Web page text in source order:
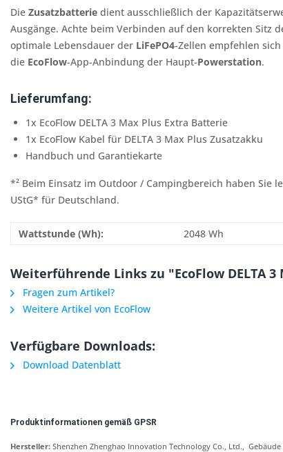
Die Zusatzbatterie dient ausschließlich der
Ausgänge. Achte beim Verbinden auf den korrekten Sitz
optimale Lebensdauer der LiFePO4-Zellen empfehlen
die EcoFlow-App-Anbindung der Haupt-Powerstation.
Lieferumfang:
1x EcoFlow DELTA 3 Max Plus Extra Batterie
1x EcoFlow Kabel für DELTA 3 Max Plus Zusatzakku
Handbuch und Garantiekarte
*² Beim Einsatz im Outdoor / Campingbereich haben Sie
UStG* für Deutschland.
Wattstunde (Wh): 2048 Wh
Weiterführende Links zu "EcoFlow DELTA
Fragen zum Artikel?
Weitere Artikel von EcoFlow
Verfügbare Downloads:
Download Datenblatt
Produktinformationen gemäß GPSR
Hersteller: Shenzhen Zhenghao Innovation Technology Co., Ltd., Gebäude